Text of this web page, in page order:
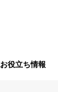
お役立ち情報